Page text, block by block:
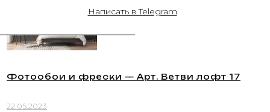
Написать в Telegram
Фотообои и фрески — Арт. Ветви лофт 17
22.05.2023